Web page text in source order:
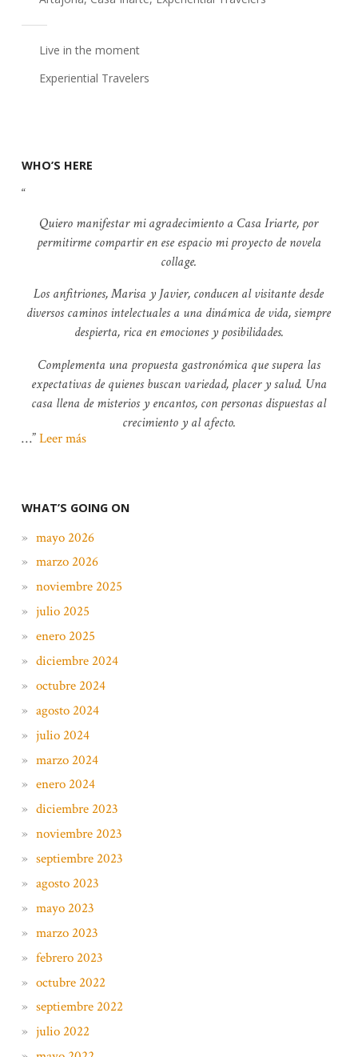
Live in the moment
Experiential Travelers
WHO’S HERE
Quiero manifestar mi agradecimiento a Casa Iriarte, por
permitirme compartir en ese espacio mi proyecto de novela
collage.
Los anfitriones, Marisa y Javier, conducen al visitante desde
diversos caminos intelectuales a una dinámica de vida, siempre
despierta, rica en emociones y posibilidades.
Complementa una propuesta gastronómica que supera las
expectativas de quienes buscan variedad, placer y salud. Una
casa llena de misterios y encantos, con personas dispuestas al
crecimiento y al afecto.
… Leer más
WHAT’S GOING ON
mayo 2026
marzo 2026
noviembre 2025
julio 2025
enero 2025
diciembre 2024
octubre 2024
agosto 2024
julio 2024
marzo 2024
enero 2024
diciembre 2023
noviembre 2023
septiembre 2023
agosto 2023
mayo 2023
marzo 2023
febrero 2023
octubre 2022
septiembre 2022
julio 2022